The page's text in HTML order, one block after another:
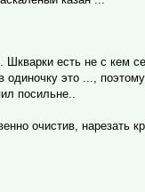
Шкварки есть не с кем
одиночку это ...,
посильне..
очистив, нарезать